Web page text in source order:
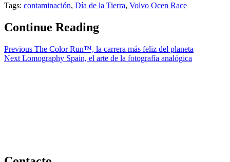
Tags: contaminación, Día de la Tierra, Volvo Ocen Race
Continue Reading
Previous The Color Run™, la carrera más feliz del planeta
Next Lomography Spain, el arte de la fotografía analógica